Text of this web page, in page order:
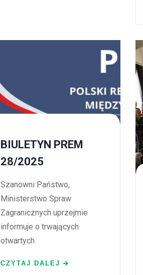
BIULETYN PREM
28/2025
Szanowni Państwo,
Ministerstwo Spraw
Zagranicznych uprzejmie
informuje o trwających
otwartych
CZYTAJ DALEJ